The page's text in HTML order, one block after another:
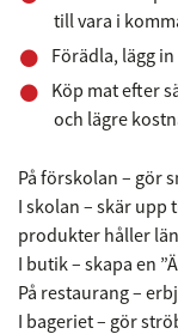
till vara i
Förädla, lägg
Köp mat efter
och lägre
På förskolan – gör
I skolan – skär upp
produkter håller
I butik – skapa en
På restaurang –
I bageriet – gör